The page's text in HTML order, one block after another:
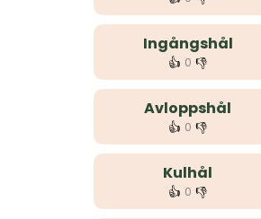
Ingångshål
👍 0 👎
Avloppshål
👍 0 👎
Kulhål
👍 0 👎